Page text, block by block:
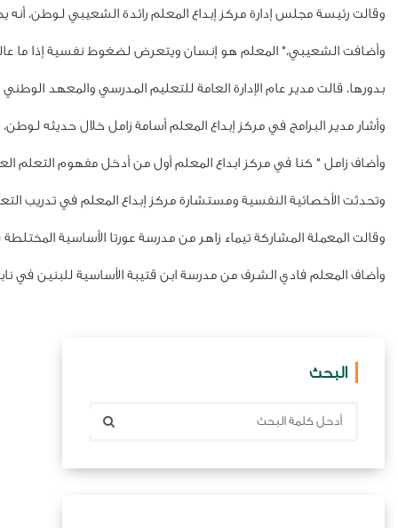
وقالت رئيسة مجلس إدارة مركز إبداع المعلم رائدة الشعيبي
وأضافت الشعيبي،" المعلم هو إنسان ويتعرض لضغوط نفسية إذا ما
بدورها، قالت مدير عام الإدارة العامة للتعليم المدرسي والمعهد
وأشار مدير البرامج في مركز إبداع المعلم أسامة زامل خلال حديثه لـوطن،
وأضاف زامل " كنا في مركز ابداع المعلم أول من أدخل مفهوم التعلم
وتحدثت الأخصائية النفسية ومستشارة مركز إبداع المعلم في تدريب
وقالت المعملة المشاركة تيماء زاهر من مدرسة عورتا الأساسية
وأضاف المعلم فادي الشرف من مدرسة ابن قتيبة الأساسية للبنين
البحث